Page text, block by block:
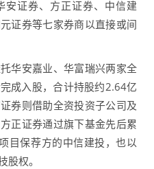
证券、方正证券、中信建
证券等七家券商以直接或间
安嘉业、华富瑞兴两家全
成入股，合计持股约2.64亿
券则借助全资投资子公司及
正证券通过旗下基金先后累
目保荐方的中信建投，也以
股权。